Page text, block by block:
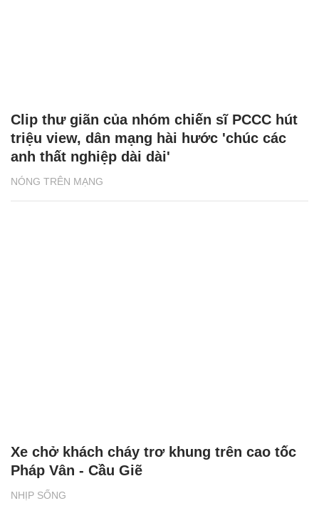
NÓNG TRÊN MẠNG
Clip thư giãn của nhóm chiến sĩ PCCC hút
triệu view, dân mạng hài hước 'chúc các
anh thất nghiệp dài dài'
NHỊP SỐNG
Xe chở khách cháy trơ khung trên cao tốc
Pháp Vân - Cầu Giẽ